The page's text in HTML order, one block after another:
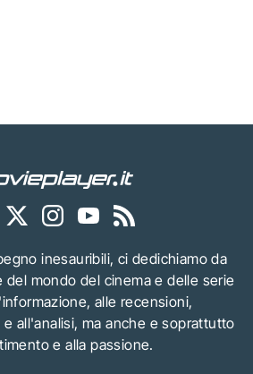
inesauribili, ci dedichiamo da
del mondo del cinema e delle serie
alle recensioni,
all'analisi, ma anche e soprattutto
e alla passione.